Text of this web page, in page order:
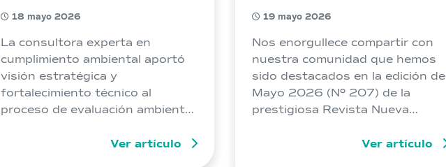
planta desalinizadora
más grande de Chile
18 mayo 2026
La consultora experta en
cumplimiento ambiental aportó
visión estratégica y
fortalecimiento técnico al
proceso de evaluación ambiental
CRAMSA en la Región de
Ver artículo
19 mayo 2026
Nos enorgullece compartir con
nuestra comunidad que hemos
sido destacados en la edición de
Mayo 2026 (Nº 207) de la
prestigiosa Revista Nueva
Ver artículo